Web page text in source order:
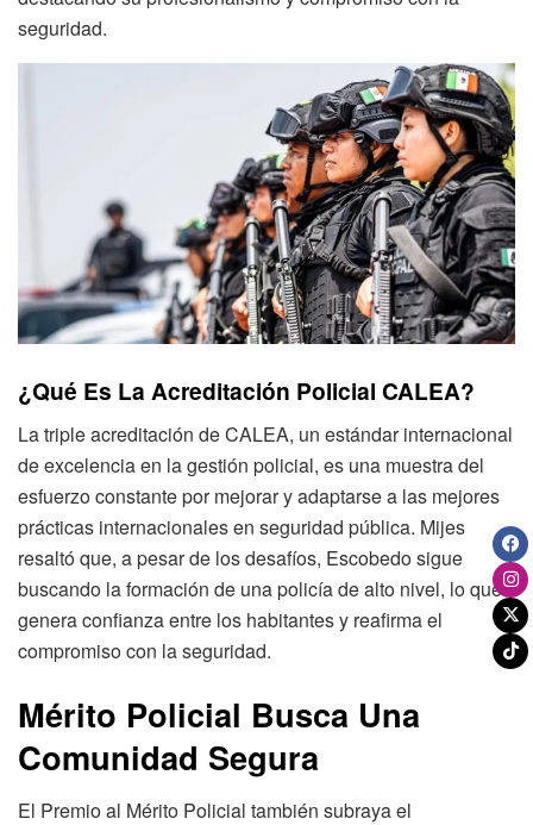
seguridad.
¿Qué Es La Acreditación Policial CALEA?
La triple acreditación de CALEA, un estándar internacional
de excelencia en la gestión policial, es una muestra del
esfuerzo constante por mejorar y adaptarse a las mejores
prácticas internacionales en seguridad pública. Mijes
resaltó que, a pesar de los desafíos, Escobedo sigue
buscando la formación de una policía de alto nivel, lo que
genera confianza entre los habitantes y reafirma el
compromiso con la seguridad.
Mérito Policial Busca Una
Comunidad Segura
El Premio al Mérito Policial también subraya el